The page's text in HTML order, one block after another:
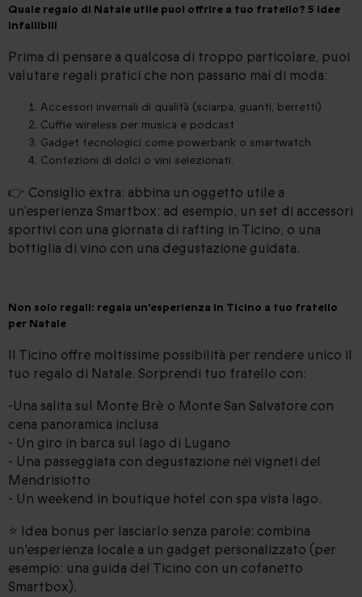
Quale regalo di Natale utile puoi offrire a tuo fratello? 5 idee
infallibili
Prima di pensare a qualcosa di troppo particolare, puoi
valutare regali pratici che non passano mai di moda:
Accessori invernali di qualità (sciarpa, guanti, berretti)
Cuffie wireless per musica e podcast
Gadget tecnologici come powerbank o smartwatch
Confezioni di dolci o vini selezionati.
👉 Consiglio extra: abbina un oggetto utile a
un’esperienza Smartbox: ad esempio, un set di accessori
sportivi con una giornata di rafting in Ticino, o una
bottiglia di vino con una degustazione guidata.
Non solo regali: regala un'esperienza in Ticino a tuo fratello
per Natale
Il Ticino offre moltissime possibilità per rendere unico il
tuo regalo di Natale. Sorprendi tuo fratello con:
-Una salita sul Monte Brè o Monte San Salvatore con
cena panoramica inclusa
- Un giro in barca sul lago di Lugano
- Una passeggiata con degustazione nei vigneti del
Mendrisiotto
- Un weekend in boutique hotel con spa vista lago.
⭐ Idea bonus per lasciarlo senza parole: combina
un'esperienza locale a un gadget personalizzato (per
esempio: una guida del Ticino con un cofanetto
Smartbox).